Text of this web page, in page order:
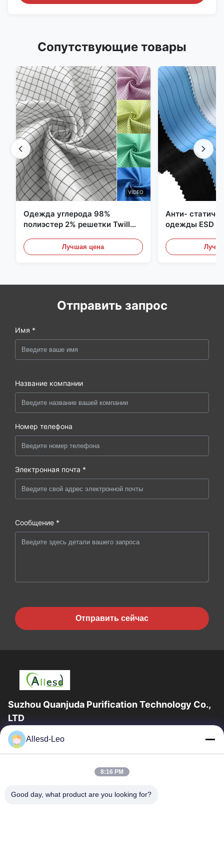
Сопутствующие товары
VIDEO
Одежда углерода 98%
полиэстер 2% решетки Twill
Лучшая цена
Анти-
одежды ESD
Отправить запрос
Имя *
Название компании
Номер телефона
Электронная почта *
Сообщение *
Отправить сейчас
Suzhou Quanjuda Purification Technology Co.,
LTD
опыт 16years, как ведущие изготовитель и экспортер ESD &
продуктов чистой комнаты, мы предлагаем полную
Дом
Продукты
Allesd-Leo
8:16 PM
Good day, what product are you looking for?